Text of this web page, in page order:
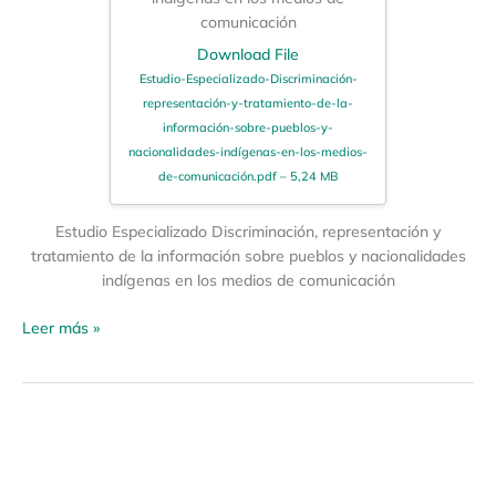
comunicación
Download File
Estudio-Especializado-Discriminación-
representación-y-tratamiento-de-la-
información-sobre-pueblos-y-
nacionalidades-indígenas-en-los-medios-
de-comunicación.pdf – 5,24 MB
Estudio Especializado Discriminación, representación y
tratamiento de la información sobre pueblos y nacionalidades
indígenas en los medios de comunicación
Leer más »